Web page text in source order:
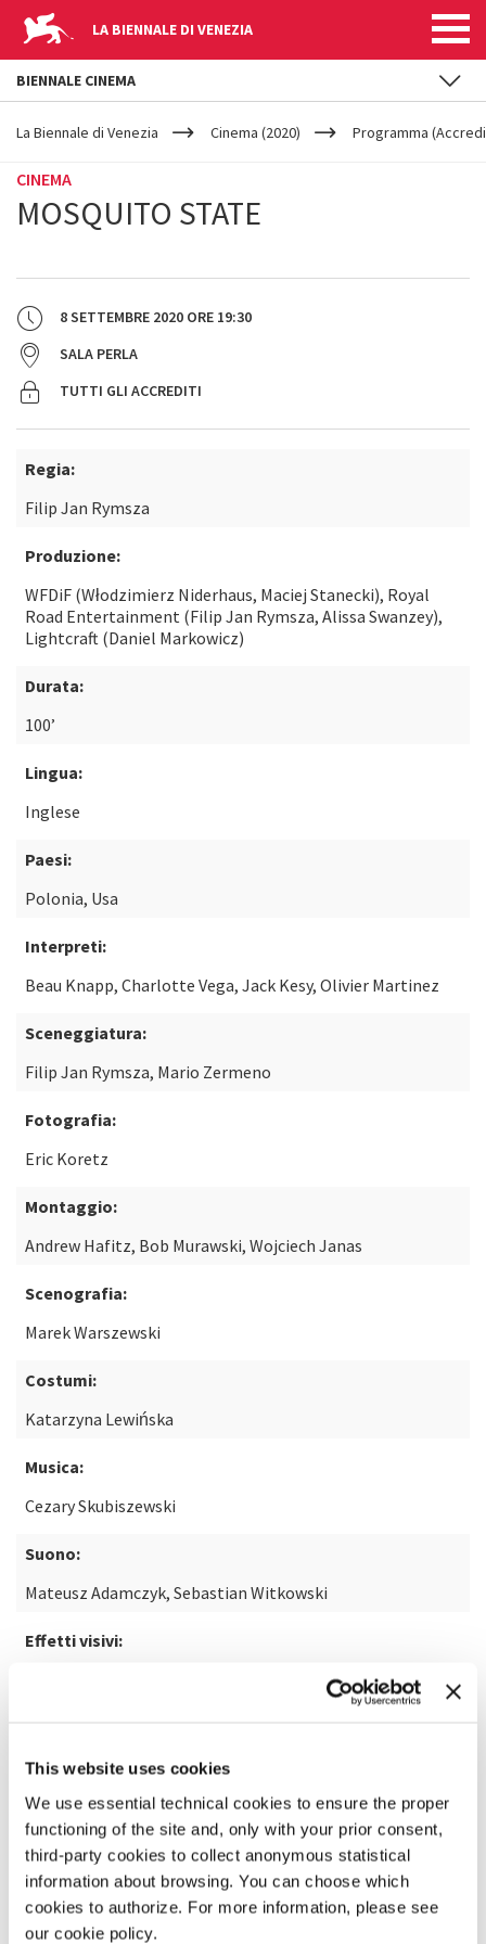
This website uses cookies
We use essential technical cookies to ensure the proper
functioning of the site and, only with your prior consent,
third-party cookies to collect anonymous statistical
information about browsing. You can choose which
cookies to authorize. For more information, please see
our cookie policy.
LA BIENNALE DI VENEZIA
YOUR
ARE
La Biennale di Venezia Cinema (2020) Programma
CINEMA
MOSQUITO STATE
8 SETTEMBRE 2020 ORE 19:30
SALA PERLA
TUTTI GLI ACCREDITI
Regia:
Filip Jan Rymsza
Produzione:
WFDiF (Włodzimierz Niderhaus, Maciej Stanecki), Royal
Road Entertainment (Filip Jan Rymsza, Alissa Swanzey),
Lightcraft (Daniel Markowicz)
Durata:
100’
Lingua:
Inglese
Paesi:
Polonia, Usa
Interpreti:
Beau Knapp, Charlotte Vega, Jack Kesy, Olivier Martinez
Sceneggiatura:
Filip Jan Rymsza, Mario Zermeno
Fotografia:
Eric Koretz
Montaggio:
Andrew Hafitz, Bob Murawski, Wojciech Janas
Scenografia:
Marek Warszewski
Costumi:
Katarzyna Lewińska
Musica:
Cezary Skubiszewski
Suono:
Mateusz Adamczyk, Sebastian Witkowski
Effetti visivi:
BIENNALE CINEMA